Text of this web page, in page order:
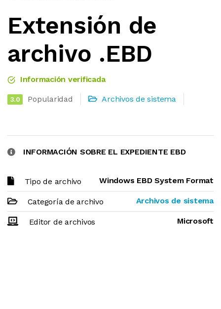
Extensión de
archivo .EBD
Información verificada
3.0 Popularidad Archivos de sistema
INFORMACIÓN SOBRE EL EXPEDIENTE EBD
Tipo de archivo Windows EBD System Format
Categoría de archivo Archivos de sistema
Editor de archivos Microsoft